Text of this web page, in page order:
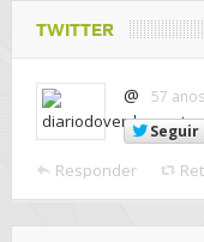
TWITTER
@
57
Seguir
Responder